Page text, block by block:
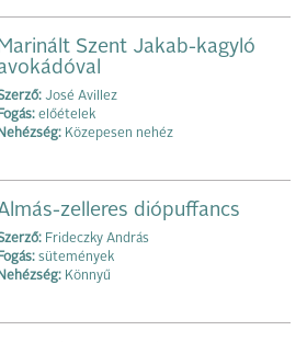
Marinált Szent Jakab-kagyló
José Avillez
előételek
Közepesen nehéz
zelleres diópuffancs
Frideczky András
sütemények
Könnyű